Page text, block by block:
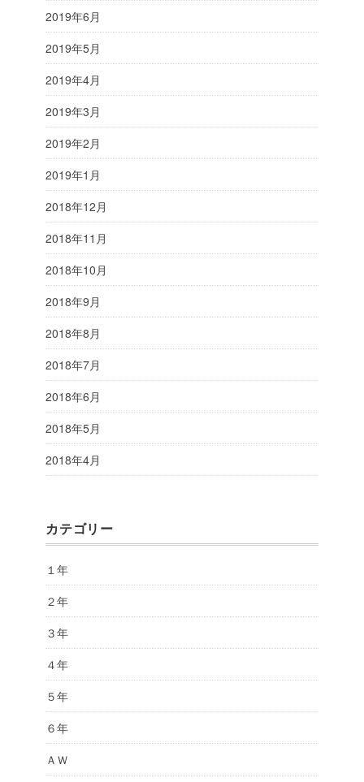
2019年6月
2019年5月
2019年4月
2019年3月
2019年2月
2019年1月
2018年12月
2018年11月
2018年10月
2018年9月
2018年8月
2018年7月
2018年6月
2018年5月
2018年4月
カテゴリー
１年
２年
３年
４年
５年
６年
ＡＷ